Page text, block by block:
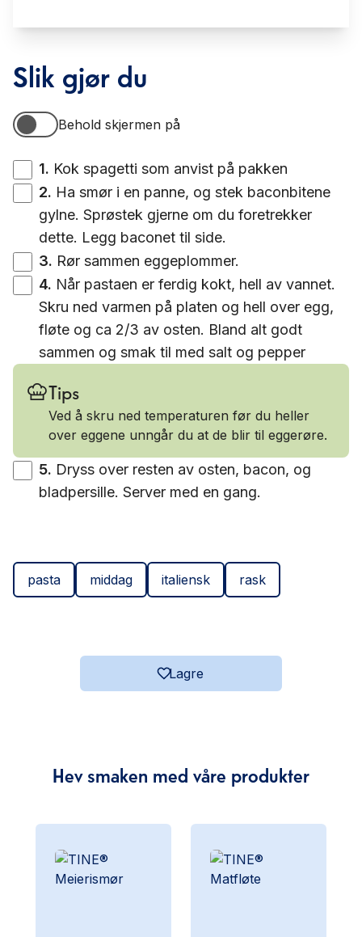
Slik gjør du
Behold skjermen på
Behold skjermen på
1. Kok spagetti som anvist på pakken
2. Ha smør i en panne, og stek baconbitene
gylne. Sprøstek gjerne om du foretrekker
dette. Legg baconet til side.
3. Rør sammen eggeplommer.
4. Når pastaen er ferdig kokt, hell av vannet.
Skru ned varmen på platen og hell over egg,
fløte og ca 2/3 av osten. Bland alt godt
sammen og smak til med salt og pepper
Tips
Ved å skru ned temperaturen før du heller
over eggene unngår du at de blir til eggerøre.
5. Dryss over resten av osten, bacon, og
bladpersille. Server med en gang.
pasta middag italiensk rask
Lagre
Hev smaken med våre produkter